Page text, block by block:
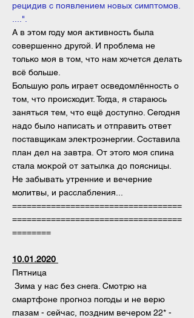
рецидив с появлением новых симптомов.
....".
А в этом году моя активность была
совершенно другой. И проблема не
только моя в том, что нам хочется делать
всё больше.
Большую роль играет осведомлённость о
том, что происходит. Тогда, я стараюсь
заняться тем, что ещё доступно. Сегодня
надо было написать и отправить ответ
поставщикам электроэнергии. Составила
план дел на завтра. От этого моя спина
стала мокрой от затылка до поясницы.
Не забывать утренние и вечерние
молитвы, и расслабления...
===================================
===================================
========
10.01.2020
Пятница
Зима у нас без снега. Смотрю на
смартфоне прогноз погоды и не верю
глазам - сейчас, поздним вечером 22* -